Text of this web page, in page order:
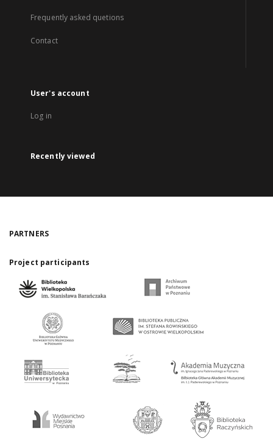
Frequently asked quetions
Contact
User's account
Log in
Recently viewed
PARTNERS
Project participants